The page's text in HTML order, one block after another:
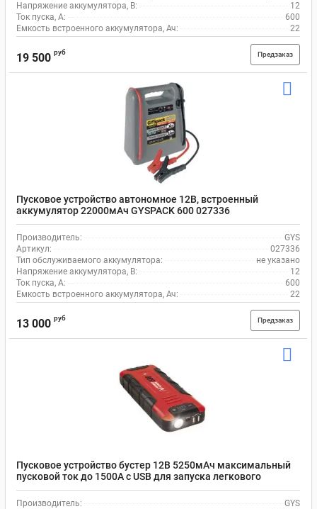
Напряжение аккумулятора, В:
12
Ток пуска, А:
600
Емкость встроенного аккумулятора, Ач:
22
19 500 руб Предзаказ
Пусковое устройство автономное 12В, встроенный
аккумулятор 22000мАч GYSPACK 600 027336
Производитель:
GYS
Артикул:
027336
Тип обслуживаемого аккумулятора:
не указано
Напряжение аккумулятора, В:
12
Ток пуска, А:
600
Емкость встроенного аккумулятора, Ач:
22
13 000 руб Предзаказ
Пусковое устройство бустер 12В 5250мАч максимальный
пусковой ток до 1500А с USB для запуска легкового
автомобиля GYS 027145 NOMAD POWER 500
Производитель:
GYS